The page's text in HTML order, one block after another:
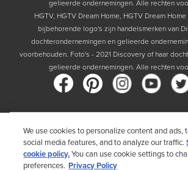
gelieerde ondernemingen. Alle rechten
HGTV, HGTV Dream Home, HGTV Dream
bijbehorende logo's zijn handelsmerken van
dochterondernemingen en gelieerde
voorbehouden. Foto's - 2021 Discovery of haar
gelieerde ondernemingen. Alle rechten
Door uw land te kiezen, bevestigt u dat u het
We use cookies to personalize content and ads,
social media features, and to analyze our traffic.
cookie policy.You can use cookie settings to
preferences. Privacy Policy